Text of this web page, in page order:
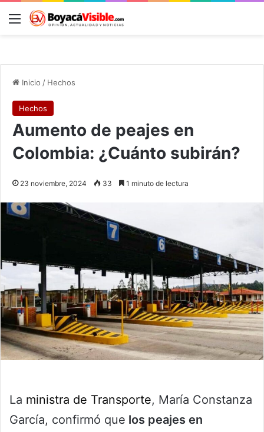
Menú
Inicio / Hechos
Hechos
Aumento de peajes en
Colombia: ¿Cuánto subirán?
23 noviembre, 2024 33 1 minuto de lectura
La ministra de Transporte, María Constanza
García, confirmó que los peajes en